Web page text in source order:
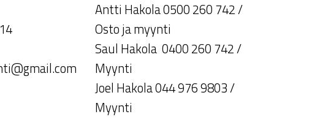
Antti Hakola 0500 260 742 /
Osto ja myynti
Saul Hakola 0400 260 742 /
Myynti
Joel Hakola 044 976 9803 /
Myynti